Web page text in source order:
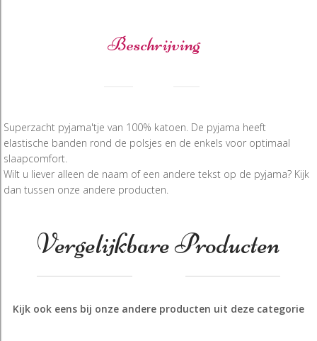
Beschrijving
Superzacht pyjama'tje van 100% katoen. De pyjama heeft
elastische banden rond de polsjes en de enkels voor optimaal
slaapcomfort.
Wilt u liever alleen de naam of een andere tekst op de pyjama? Kijk
dan tussen onze andere producten.
Vergelijkbare Producten
Kijk ook eens bij onze andere producten uit deze categorie